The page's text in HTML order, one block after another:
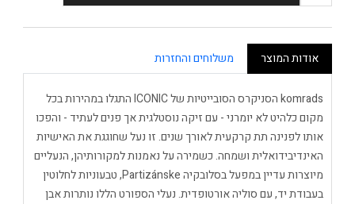
אודות המוצר משלוחים והחזרות
komrads הסניקרס הסובייטיות של ICONIC התגלו במהירות בכל
מקום כלהיט לא יומרני - עם זיקה נוסטלגית אך פנים לעתיד - והפכו
אותו לפנינה תת קרקעית לאורך שנים. זו נעל שחוגגת את האישיות
האינדיבידואלית ושמחה. כשמירה על נאמנות למקורותיהן, הנעליים
מיוצרות עדיין במפעל בסלובקיה Partizánske, טבעוניות לחלוטין
בעבודת יד, עם סוליה אורטופדית. נעלי הספורט הללו נותרות אבן